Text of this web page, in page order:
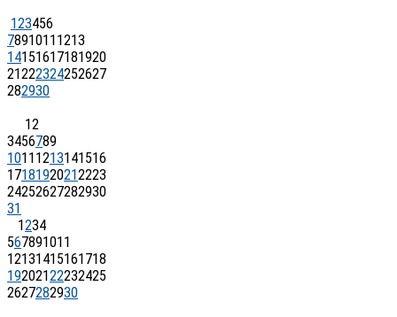
123456
78910111213
14151617181920
21222324252627
282930
12
3456789
10111213141516
17181920212223
24252627282930
31
1234
567891011
12131415161718
19202122232425
2627282930